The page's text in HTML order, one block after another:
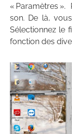
« Paramètres
son. De là,
Sélectionnez le
fonction des